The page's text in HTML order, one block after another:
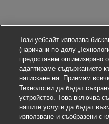
Този уебсайт използва
(наричани по-долу
предоставим оптимизирано
адаптираме съдържанието
натискане на „Приемам
Технологии да бъдат
устройство. Това включва
нашите услуги да бъдат
използване и съобразени с